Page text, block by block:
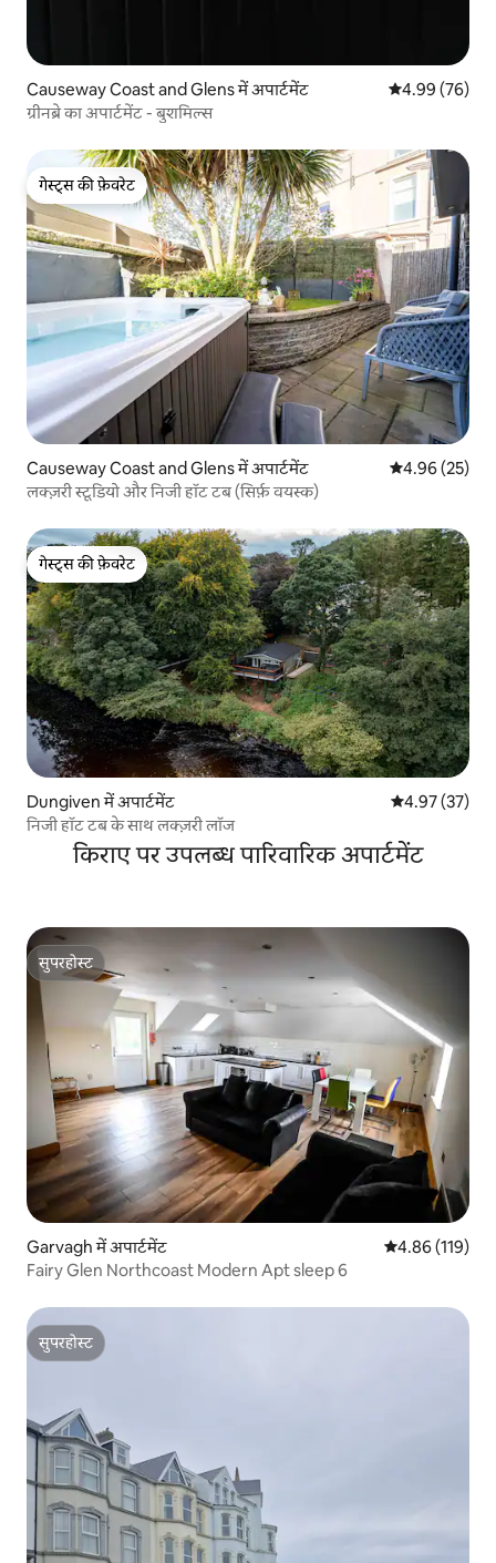
Causeway Coast and Glens में अपार्टमेंट औसत रेटिंग 5 में
4.99 (76)
ग्रीनब्रे का अपार्टमेंट - बुशमिल्स
गेस्ट्स की फ़ेवरेट
गेस्ट्स की फ़ेवरेट
Causeway Coast and Glens में अपार्टमेंट औसत रेटिंग 5 में
4.96 (25)
लक्ज़री स्टूडियो और निजी हॉट टब (सिर्फ़ वयस्क)
गेस्ट्स की फ़ेवरेट
गेस्ट्स की फ़ेवरेट
Dungiven में अपार्टमेंट औसत रेटिंग 5 में
4.97 (37)
निजी हॉट टब के साथ लक्ज़री लॉज
किराए पर उपलब्ध पारिवारिक अपार्टमेंट
सुपरहोस्ट
सुपरहोस्ट
Garvagh में अपार्टमेंट औसत रेटिंग 5 में से
4.86 (119)
Fairy Glen Northcoast Modern Apt sleep 6
सुपरहोस्ट
सुपरहोस्ट